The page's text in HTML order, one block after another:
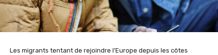
Les migrants tentant de rejoindre l’Europe depuis les côtes